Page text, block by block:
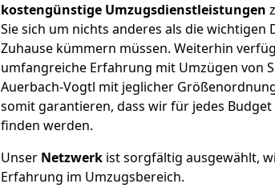
kostengünstige Umzugsdienstleistungen
Sie sich um nichts anderes als die wichtigen
Zuhause kümmern müssen. Weiterhin
umfangreiche Erfahrung mit Umzügen von
Auerbach-Vogtl mit jeglicher
somit garantieren, dass wir für jedes Budget
finden werden.
Unser Netzwerk ist sorgfältig ausgewählt,
Erfahrung im Umzugsbereich.